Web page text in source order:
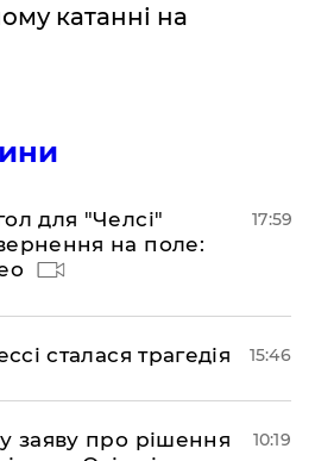
катанні на
для "Челсі"
на поле:
17:59
сталася трагедія 15:46
заяву про рішення
10:19